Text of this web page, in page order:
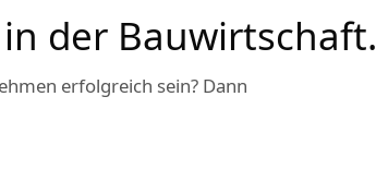
der Bauwirtschaft.
erfolgreich sein? Dann